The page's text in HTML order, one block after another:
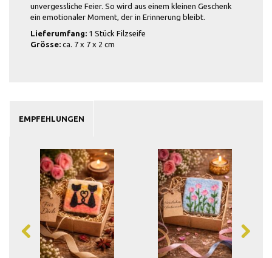
unvergessliche Feier. So wird aus einem kleinen Geschenk
ein emotionaler Moment, der in Erinnerung bleibt.
Lieferumfang: 1 Stück Filzseife
Grösse: ca. 7 x 7 x 2 cm
EMPFEHLUNGEN